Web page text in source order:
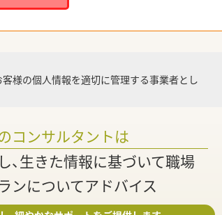
客様の個人情報を適切に管理する事業者とし
コンサルタントは
、生きた情報に基づいて職場
ンについてアドバイス